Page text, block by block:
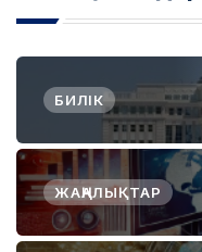
БИЛІК
ЖАҢАЛЫҚТАР